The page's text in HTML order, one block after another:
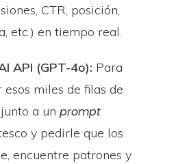
CTR, posición,
etc.) en tiempo real.
API (GPT-4o): Para
esos miles de filas de
a un prompt
y pedirle que los
encuentre patrones y